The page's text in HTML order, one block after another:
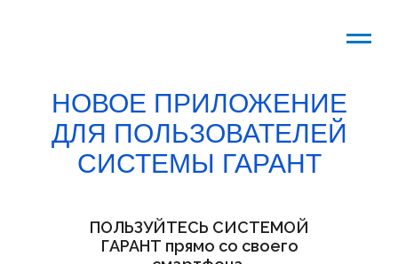
ПОЛЬЗУЙТЕСЬ СИСТЕМОЙ
ГАРАНТ прямо со своего
НОВОЕ ПРИЛОЖЕНИЕ
ДЛЯ ПОЛЬЗОВАТЕЛЕЙ
СИСТЕМЫ ГАРАНТ